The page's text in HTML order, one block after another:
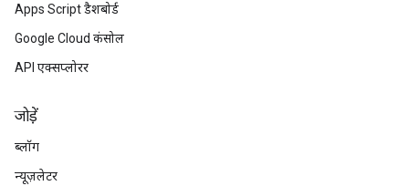
Apps Script डैशबोर्ड
Google Cloud कंसोल
API एक्सप्लोरर
जोड़ें
ब्लॉग
न्यूज़लेटर